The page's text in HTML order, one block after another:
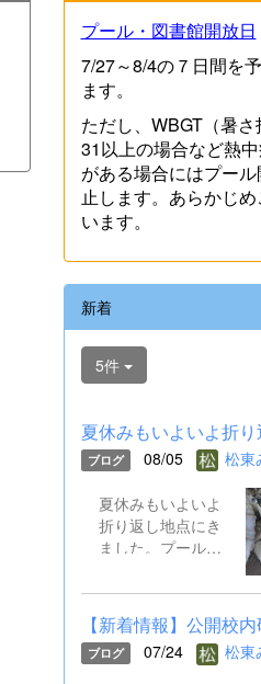
プール・図書館開放日
7/27～8/4の７日間を
ます。
ただし、WBGT（暑
31以上の場合など熱
がある場合にはプー
止します。あらかじ
います。
新着
5件
ブログ 08/05 松東
夏休みもいよいよ
折り返し地点にき
ました。プール開
な学校にカメ吉・
ゼニ吉も寂しそう
です。 今日は、オ
ンライン健康観察
ブログ 07/24 松東